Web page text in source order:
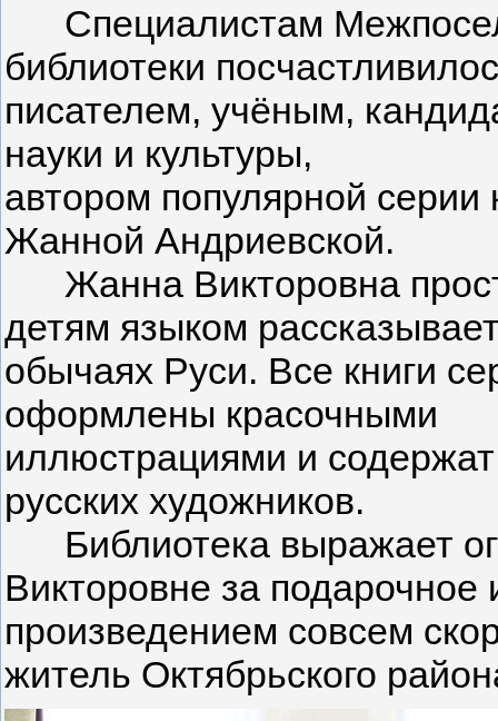
Специалистам
библиотеки
писателем, учёным,
науки и культуры,
автором популярной серии
Жанной Андриевской.
Жанна Викторовна
детям языком
обычаях Руси. Все книги
оформлены красочными
иллюстрациями и
русских художников.
Библиотека выражает
Викторовне за
произведением совсем
житель Октябрьского